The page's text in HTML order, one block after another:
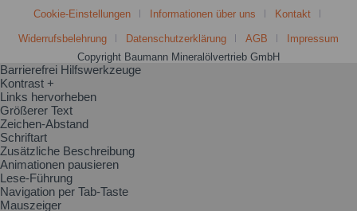
Cookie-Einstellungen Informationen über uns Kontakt
Widerrufsbelehrung Datenschutzerklärung AGB
Impressum
Copyright Baumann Mineralölvertrieb GmbH
Barrierefrei Hilfswerkzeuge
Kontrast +
Links hervorheben
Größerer Text
Zeichen-Abstand
Schriftart
Zusätzliche Beschreibung
Animationen pausieren
Lese-Führung
Navigation per Tab-Taste
Mauszeiger